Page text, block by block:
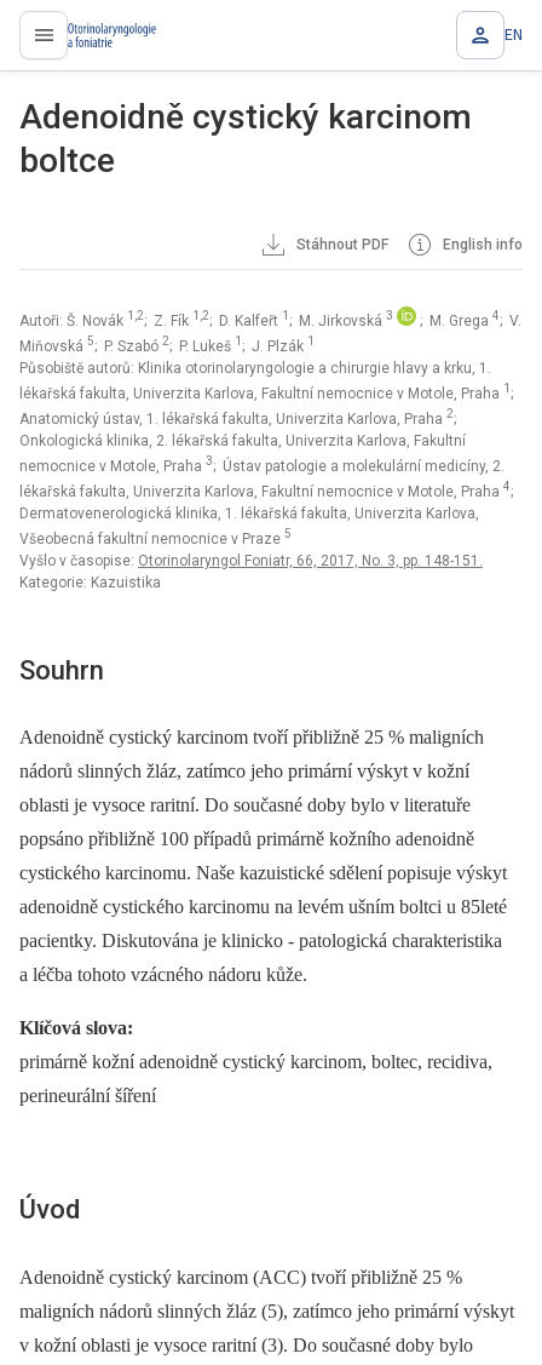
proLékaře.cz EN
Adenoidně cystický karcinom
boltce
Stáhnout PDF English info
Autoři: Š. Novák 1,2; Z. Fík 1,2; D. Kalfeřt 1 ; M. Jirkovská 3 ; M. Grega 4; V.
Miňovská 5; P. Szabó 2; P. Lukeš 1 ; J. Plzák 1
Působiště autorů: Klinika otorinolaryngologie a chirurgie hlavy a krku, 1.
lékařská fakulta, Univerzita Karlova, Fakultní nemocnice v Motole, Praha 1 ;
Anatomický ústav, 1. lékařská fakulta, Univerzita Karlova, Praha 2;
Onkologická klinika, 2. lékařská fakulta, Univerzita Karlova, Fakultní
nemocnice v Motole, Praha 3; Ústav patologie a molekulární medicíny, 2.
lékařská fakulta, Univerzita Karlova, Fakultní nemocnice v Motole, Praha 4;
Dermatovenerologická klinika, 1. lékařská fakulta, Univerzita Karlova,
Všeobecná fakultní nemocnice v Praze 5
Vyšlo v časopise: Otorinolaryngol Foniatr, 66, 2017, No. 3, pp. 148-151.
Kategorie: Kazuistika
Souhrn
Adenoidně cystický karcinom tvoří přibližně 25 % maligních
nádorů slinných žláz, zatímco jeho primární výskyt v kožní
oblasti je vysoce raritní. Do současné doby bylo v literatuře
popsáno přibližně 100 případů primárně kožního adenoidně
cystického karcinomu. Naše kazuistické sdělení popisuje výskyt
adenoidně cystického karcinomu na levém ušním boltci u 85leté
pacientky. Diskutována je klinicko -⁠ patologická charakteristika
a léčba tohoto vzácného nádoru kůže.
Klíčová slova:
primárně kožní adenoidně cystický karcinom, boltec, recidiva,
perineurální šíření
Úvod
Adenoidně cystický karcinom (ACC) tvoří přibližně 25 %
maligních nádorů slinných žláz (5), zatímco jeho primární výskyt
v kožní oblasti je vysoce raritní (3). Do současné doby bylo